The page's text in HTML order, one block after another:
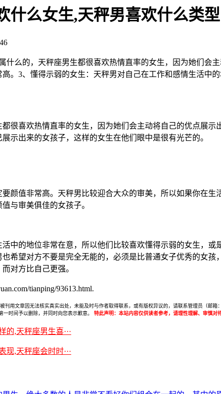
什么女生,天秤男喜欢什么类
什么的，天秤座男生都很喜欢热情直率的女生，因为她们
。3、懂得示弱的女生：天秤男对自己在工作和感情生活
很喜欢热情直率的女生，因为她们会主动将自己的优点展
示出来的女孩子，这样的女生在他们眼中是很有光芒的。
颜值非常高。天秤男比较迎合大众的审美，所以如果你在
与审美俱佳的女孩子。
中的地位非常在意，所以他们比较喜欢懂得示弱的女生，
希望对方不要是完全无能的，必须是比普通女子优秀的女
对方比自己更强。
tianping/93613.html.
刊用文章因无法核实真实出处，未能及时与作者取得联系，或有版权异议的，请联系管理员（邮
时间予以删除，并同时向您表示歉意。
特此声明：本站内容仅供读者参考，请理性理解、审慎对
的,天秤座男生喜···
现,天秤座会时时···